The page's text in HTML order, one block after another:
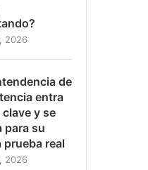
2026
de
entra
y se
para su
prueba real
2026